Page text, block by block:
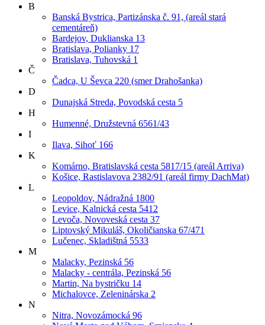
B
Banská Bystrica, Partizánska č. 91, (areál stará
cementáreň)
Bardejov, Duklianska 13
Bratislava, Polianky 17
Bratislava, Tuhovská 1
Č
Čadca, U Ševca 220 (smer Drahošanka)
D
Dunajská Streda, Povodská cesta 5
H
Humenné, Družstevná 6561/43
I
Ilava, Sihoť 166
K
Komárno, Bratislavská cesta 5817/15 (areál Arriva)
Košice, Rastislavova 2382/91 (areál firmy DachMat)
L
Leopoldov, Nádražná 1800
Levice, Kalnická cesta 5412
Levoča, Novoveská cesta 37
Liptovský Mikuláš, Okoličianska 67/471
Lučenec, Skladištná 5533
M
Malacky, Pezinská 56
Malacky - centrála, Pezinská 56
Martin, Na bystričku 14
Michalovce, Zeleninárska 2
N
Nitra, Novozámocká 96